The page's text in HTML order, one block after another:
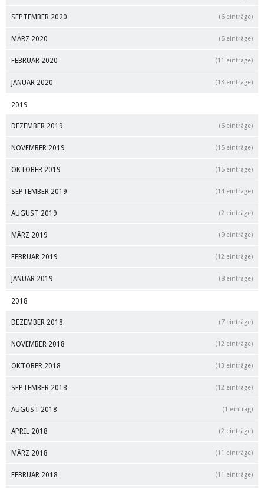
SEPTEMBER 2020 (6 einträge)
MÄRZ 2020 (6 einträge)
FEBRUAR 2020 (11 einträge)
JANUAR 2020 (13 einträge)
2019
DEZEMBER 2019 (6 einträge)
NOVEMBER 2019 (15 einträge)
OKTOBER 2019 (15 einträge)
SEPTEMBER 2019 (14 einträge)
AUGUST 2019 (2 einträge)
MÄRZ 2019 (9 einträge)
FEBRUAR 2019 (12 einträge)
JANUAR 2019 (8 einträge)
2018
DEZEMBER 2018 (7 einträge)
NOVEMBER 2018 (12 einträge)
OKTOBER 2018 (13 einträge)
SEPTEMBER 2018 (12 einträge)
AUGUST 2018 (1 eintrag)
APRIL 2018 (2 einträge)
MÄRZ 2018 (11 einträge)
FEBRUAR 2018 (11 einträge)